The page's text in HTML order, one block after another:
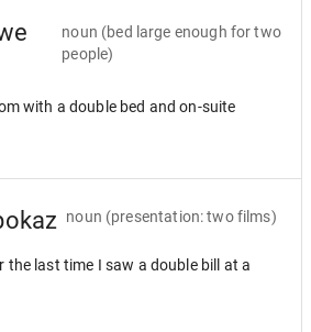
noun (bed large enough for two
people)
with a double bed and on-suite
noun (presentation: two films)
the last time I saw a double bill at a